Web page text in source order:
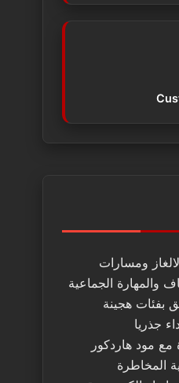
ومسارات
والمهارة الجماعية
بفئات هجينة
جذريا
مود هاردكور
المخاطرة